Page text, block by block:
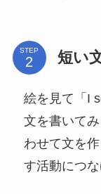
STEP 短い
絵を見て「I
文を書いて
わせて文を
す活動につな